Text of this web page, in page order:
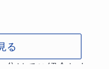
けてご紹介しま
る